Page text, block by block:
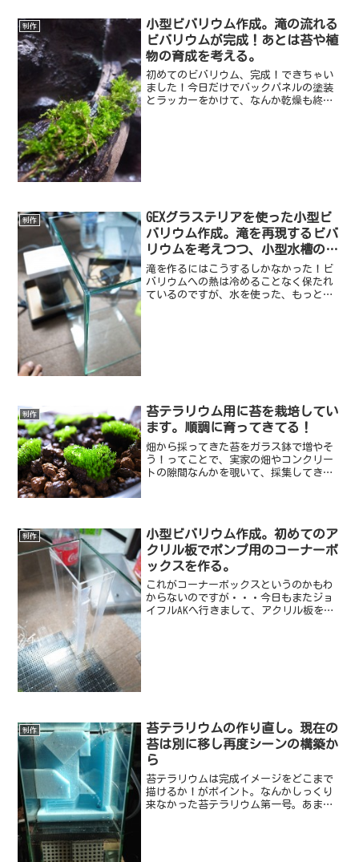
制作
小型ビバリウム作成。滝の流れる
ビバリウムが完成！あとは苔や植
物の育成を考える。
初めてのビバリウム、完成！できちゃい
ました！今日だけでバックパネルの塗装
とラッカーをかけて、なんか乾燥も終わ
制作
GEXグラステリアを使った小型ビ
バリウム作成。滝を再現するビバ
リウムを考えつつ、小型水槽の制
限に悩んだ結果。
滝を作るにはこうするしかなかった！ビ
バリウムへの熱は冷めることなく保たれ
ているのですが、水を使った、もっと言
制作
苔テラリウム用に苔を栽培してい
ます。順調に育ってきてる！
畑から採ってきた苔をガラス鉢で増やそ
う！ってことで、実家の畑やコンクリー
トの隙間なんかを覗いて、採集してきま
制作
小型ビバリウム作成。初めてのア
クリル板でポンプ用のコーナーボ
ックスを作る。
これがコーナーボックスというのかもわ
からないのですが・・・今日もまたジョ
イフルAKへ行きまして、アクリル板を買
制作
苔テラリウムの作り直し。現在の
苔は別に移し再度シーンの構築か
ら
苔テラリウムは完成イメージをどこまで
描けるか！がポイント。なんかしっくり
来なかった苔テラリウム第一号。あまり